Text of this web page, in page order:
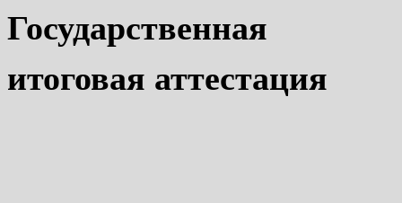
Государственная
итоговая аттестация